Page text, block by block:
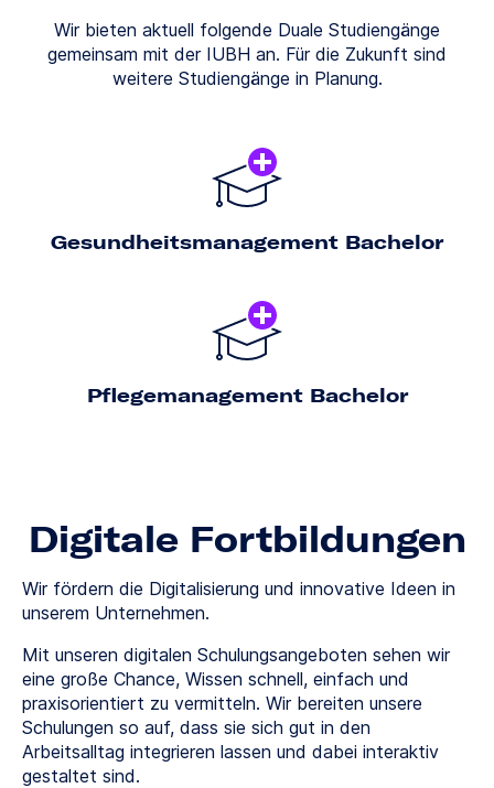
Wir bieten aktuell folgende Duale Studiengänge
gemeinsam mit der IUBH an. Für die Zukunft sind
weitere Studiengänge in Planung.
Gesundheits­management Bachelor
Pflege­management Bachelor
Digitale Fortbildungen
Wir fördern die Digitalisierung und innovative Ideen in
unserem Unternehmen.
Mit unseren digitalen Schulungsangeboten sehen wir
eine große Chance, Wissen schnell, einfach und
praxisorientiert zu vermitteln. Wir bereiten unsere
Schulungen so auf, dass sie sich gut in den
Arbeitsalltag integrieren lassen und dabei interaktiv
gestaltet sind.